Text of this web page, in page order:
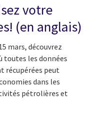
votre
(en anglais)
mars, découvrez
les données
récupérées peut
dans les
pétrolières et